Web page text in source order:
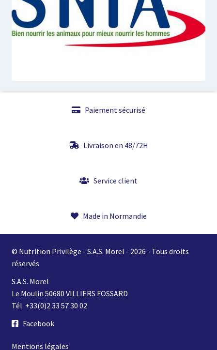
Paiement sécurisé
Livraison en 48/72H
Service client
Made in Normandie
© Nutrition Privilège - S.A.S. Morel - 2026 - Tous droits
réservés
S.A.S. Morel
Le Moulin 50680 VILLIERS FOSSARD
Tél. +33(0)2 33 57 30 02
Facebook
Mentions légales